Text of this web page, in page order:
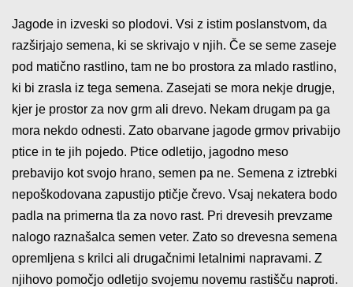
Jagode in izveski so plodovi. Vsi z istim poslanstvom, da
razširjajo semena, ki se skrivajo v njih. Če se seme zaseje
pod matično rastlino, tam ne bo prostora za mlado rastlino,
ki bi zrasla iz tega semena. Zasejati se mora nekje drugje,
kjer je prostor za nov grm ali drevo. Nekam drugam pa ga
mora nekdo odnesti. Zato obarvane jagode grmov privabijo
ptice in te jih pojedo. Ptice odletijo, jagodno meso
prebavijo kot svojo hrano, semen pa ne. Semena z iztrebki
nepoškodovana zapustijo ptičje črevo. Vsaj nekatera bodo
padla na primerna tla za novo rast. Pri drevesih prevzame
nalogo raznašalca semen veter. Zato so drevesna semena
opremljena s krilci ali drugačnimi letalnimi napravami. Z
njihovo pomočjo odletijo svojemu novemu rastišču naproti.